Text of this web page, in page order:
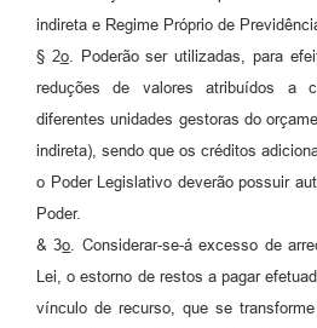
indireta e Regime Próprio de
§ 2o. Poderão ser utilizadas, para
reduções de valores atribuídos a
diferentes unidades gestoras do
indireta), sendo que os créditos
o Poder Legislativo deverão possuir
Poder.
& 3o . Considerar-se-á excesso de
Lei, o estorno de restos a pagar
vínculo de recurso, que se